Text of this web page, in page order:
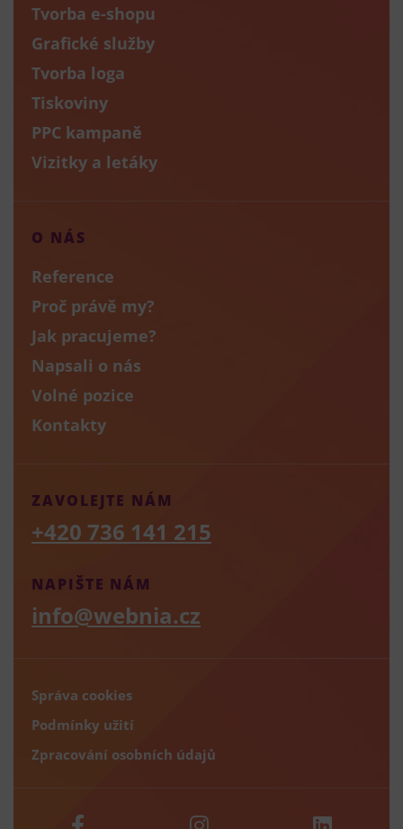
Tvorba e-shopu
Grafické služby
Tvorba loga
Tiskoviny
PPC kampaně
Vizitky a letáky
O NÁS
Reference
Proč právě my?
Jak pracujeme?
Napsali o nás
Volné pozice
Kontakty
NAPIŠTE NÁM
info@webnia.cz
ZAVOLEJTE NÁM
+420 736 141 215
Správa cookies
Podmínky užití
Zpracování osobních údajů